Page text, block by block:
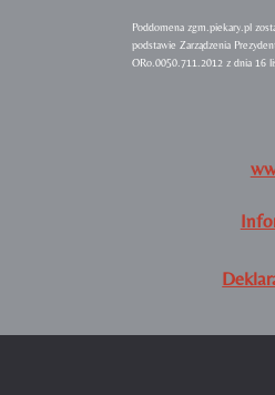
Poddomena zgm.piekary.pl
podstawie Zarządzenia
ORo.0050.711.2012 z dnia 16